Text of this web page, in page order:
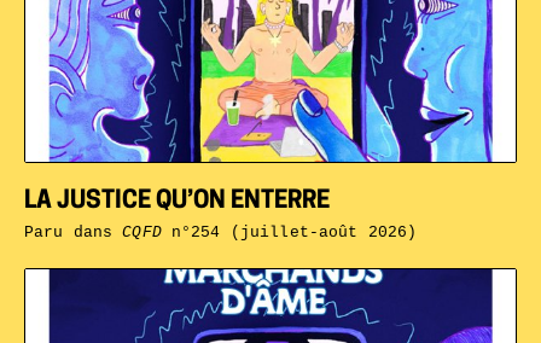
LA JUSTICE QU’ON ENTERRE
Paru dansCQFDn°254 (juillet-août 2026)